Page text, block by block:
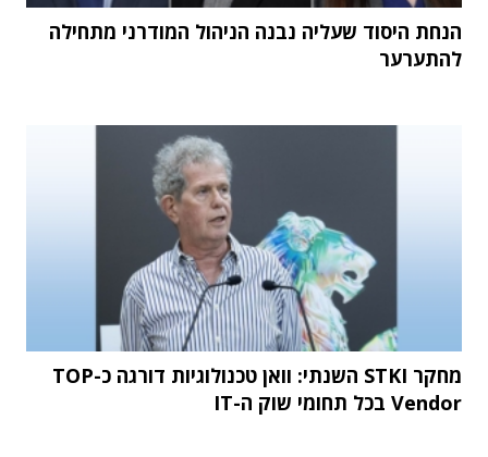
הנחת היסוד שעליה נבנה הניהול המודרני מתחילה
להתערער
מחקר STKI השנתי: וואן טכנולוגיות דורגה כ-TOP
Vendor בכל תחומי שוק ה-IT